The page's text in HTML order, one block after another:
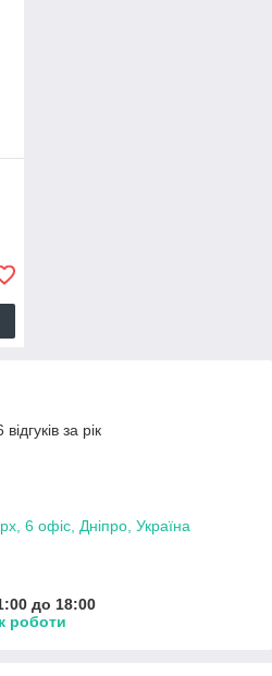
за рік
6 офіс, Дніпро, Україна
до 18:00
роботи